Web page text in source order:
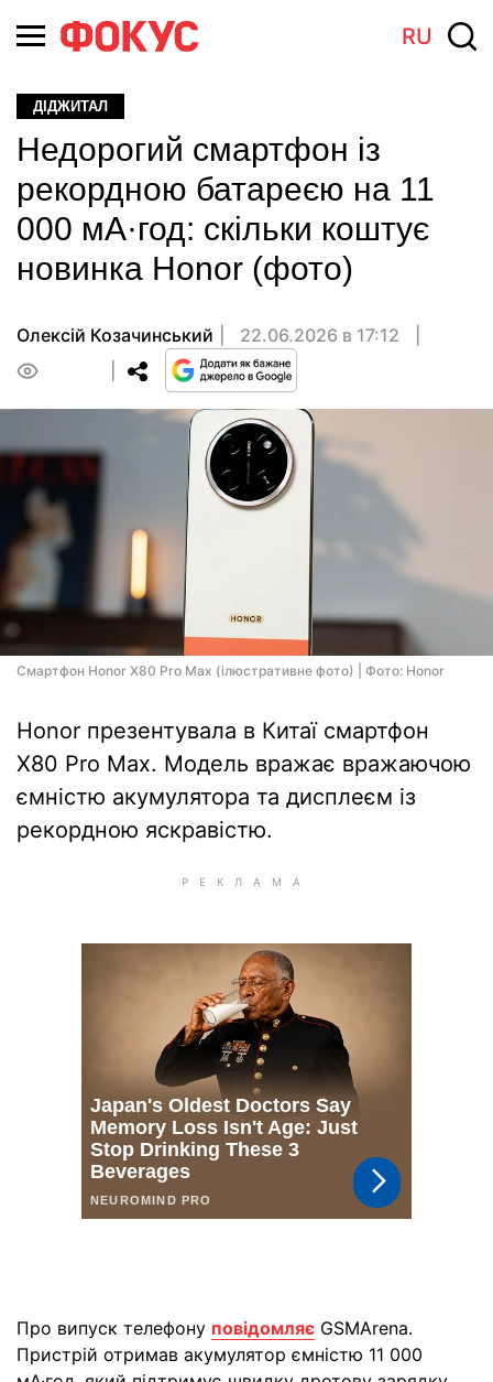
RU
ДІДЖИТАЛ
Недорогий смартфон із
рекордною батареєю на 11
000 мА·год: скільки коштує
новинка Honor (фото)
Олексій Козачинський
22.06.2026 в 17:12
Смартфон Honor X80 Pro Max (ілюстративне фото) | Фото: Honor
Honor презентувала в Китаї смартфон
X80 Pro Max. Модель вражає вражаючою
ємністю акумулятора та дисплеєм із
рекордною яскравістю.
Про випуск телефону повідомляє GSMArena.
Пристрій отримав акумулятор ємністю 11 000